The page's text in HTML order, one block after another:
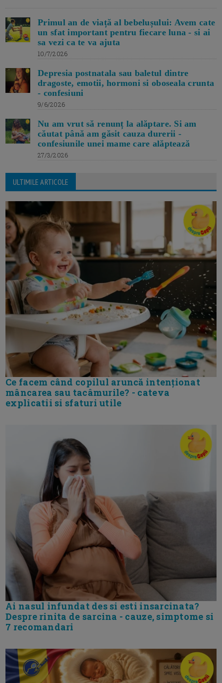
Primul an de viață al bebelușului: Avem cate
un sfat important pentru fiecare luna - si ai
sa vezi ca te va ajuta
10/7/2026
Depresia postnatala sau baletul dintre
dragoste, emotii, hormoni si oboseala crunta
- confesiuni
9/6/2026
Nu am vrut să renunț la alăptare. Si am
căutat până am găsit cauza durerii -
confesiunile unei mame care alăptează
27/3/2026
ULTIMILE ARTICOLE
Ce facem când copilul aruncă intenționat
mâncarea sau tacâmurile? - cateva
explicatii si sfaturi utile
Ai nasul infundat des si esti insarcinata?
Despre rinita de sarcina - cauze, simptome si
7 recomandari